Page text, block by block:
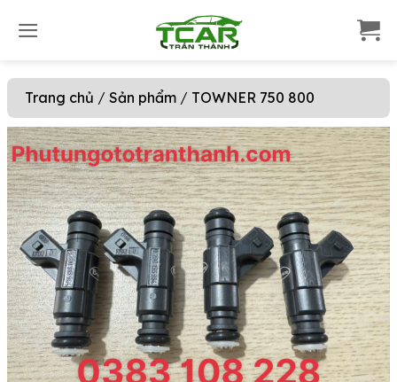
o
e
Trang chủ / Sản phẩm / TOWNER 750 800